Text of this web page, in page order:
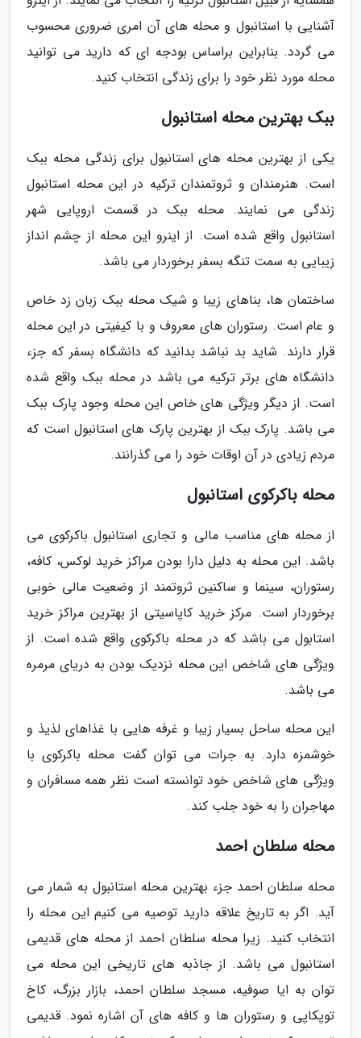
آشنایی با استانبول و محله های آن امری ضروری محسوب
می گردد. بنابراین براساس بودجه ای که دارید می توانید
محله مورد نظر خود را برای زندگی انتخاب کنید.
ببک بهترین محله استانبول
یکی از بهترین محله های استانبول برای زندگی محله ببک
است. هنرمندان و ثروتمندان ترکیه در این محله استانبول
زندگی می نمایند. محله ببک در قسمت اروپایی شهر
استانبول واقع شده است. از اینرو این محله از چشم انداز
زیبایی به سمت تنگه بسفر برخوردار می باشد.
ساختمان ها، بناهای زیبا و شیک محله ببک زبان زد خاص
و عام است. رستوران های معروف و با کیفیتی در این محله
قرار دارند. شاید بد نباشد بدانید که دانشگاه بسفر که جزء
دانشگاه های برتر ترکیه می باشد در محله ببک واقع شده
است. از دیگر ویژگی های خاص این محله وجود پارک ببک
می باشد. پارک ببک از بهترین پارک های استانبول است که
مردم زیادی در آن اوقات خود را می گذرانند.
محله باکرکوی استانبول
از محله های مناسب مالی و تجاری استانبول باکرکوی می
باشد. این محله به دلیل دارا بودن مراکز خرید لوکس، کافه،
رستوران، سینما و ساکنین ثروتمند از وضعیت مالی خوبی
برخوردار است. مرکز خرید کاپاسیتی از بهترین مراکز خرید
استابول می باشد که در محله باکرکوی واقع شده است. از
ویژگی های شاخص این محله نزدیک بودن به دریای مرمره
می باشد.
این محله ساحل بسیار زیبا و غرفه هایی با غذاهای لذیذ و
خوشمزه دارد. به جرات می توان گفت محله باکرکوی با
ویژگی های شاخص خود توانسته است نظر همه مسافران و
مهاجران را به خود جلب کند.
محله سلطان احمد
محله سلطان احمد جزء بهترین محله استانبول به شمار می
آید. اگر به تاریخ علاقه دارید توصیه می کنیم این محله را
انتخاب کنید. زیرا محله سلطان احمد از محله های قدیمی
استانبول می باشد. از جاذبه های تاریخی این محله می
توان به ایا صوفیه، مسجد سلطان احمد، بازار بزرگ، کاخ
توپکاپی و رستوران ها و کافه های آن اشاره نمود. قدیمی